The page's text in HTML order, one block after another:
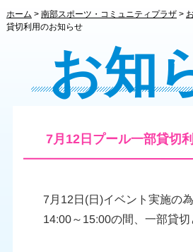
ホーム > 南部スポーツ・コミュニティプラザ>
貸切利用のお知らせ
お知
7月12日プール一部貸切
7月12日(日)イベント実施の為
14:00～15:00の間、一部貸切